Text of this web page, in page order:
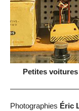
Petites
Photographies Éric